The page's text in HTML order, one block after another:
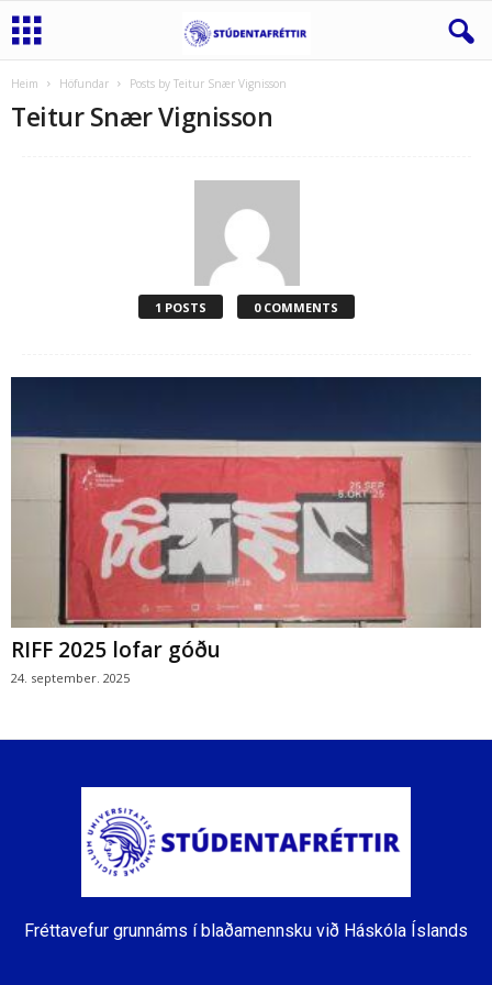
Heim Höfundar Posts by Teitur Snær Vignisson
Teitur Snær Vignisson
1 POSTS 0 COMMENTS
RIFF 2025 lofar góðu
24. september. 2025
Fréttavefur grunnáms í blaðamennsku við Háskóla Íslands